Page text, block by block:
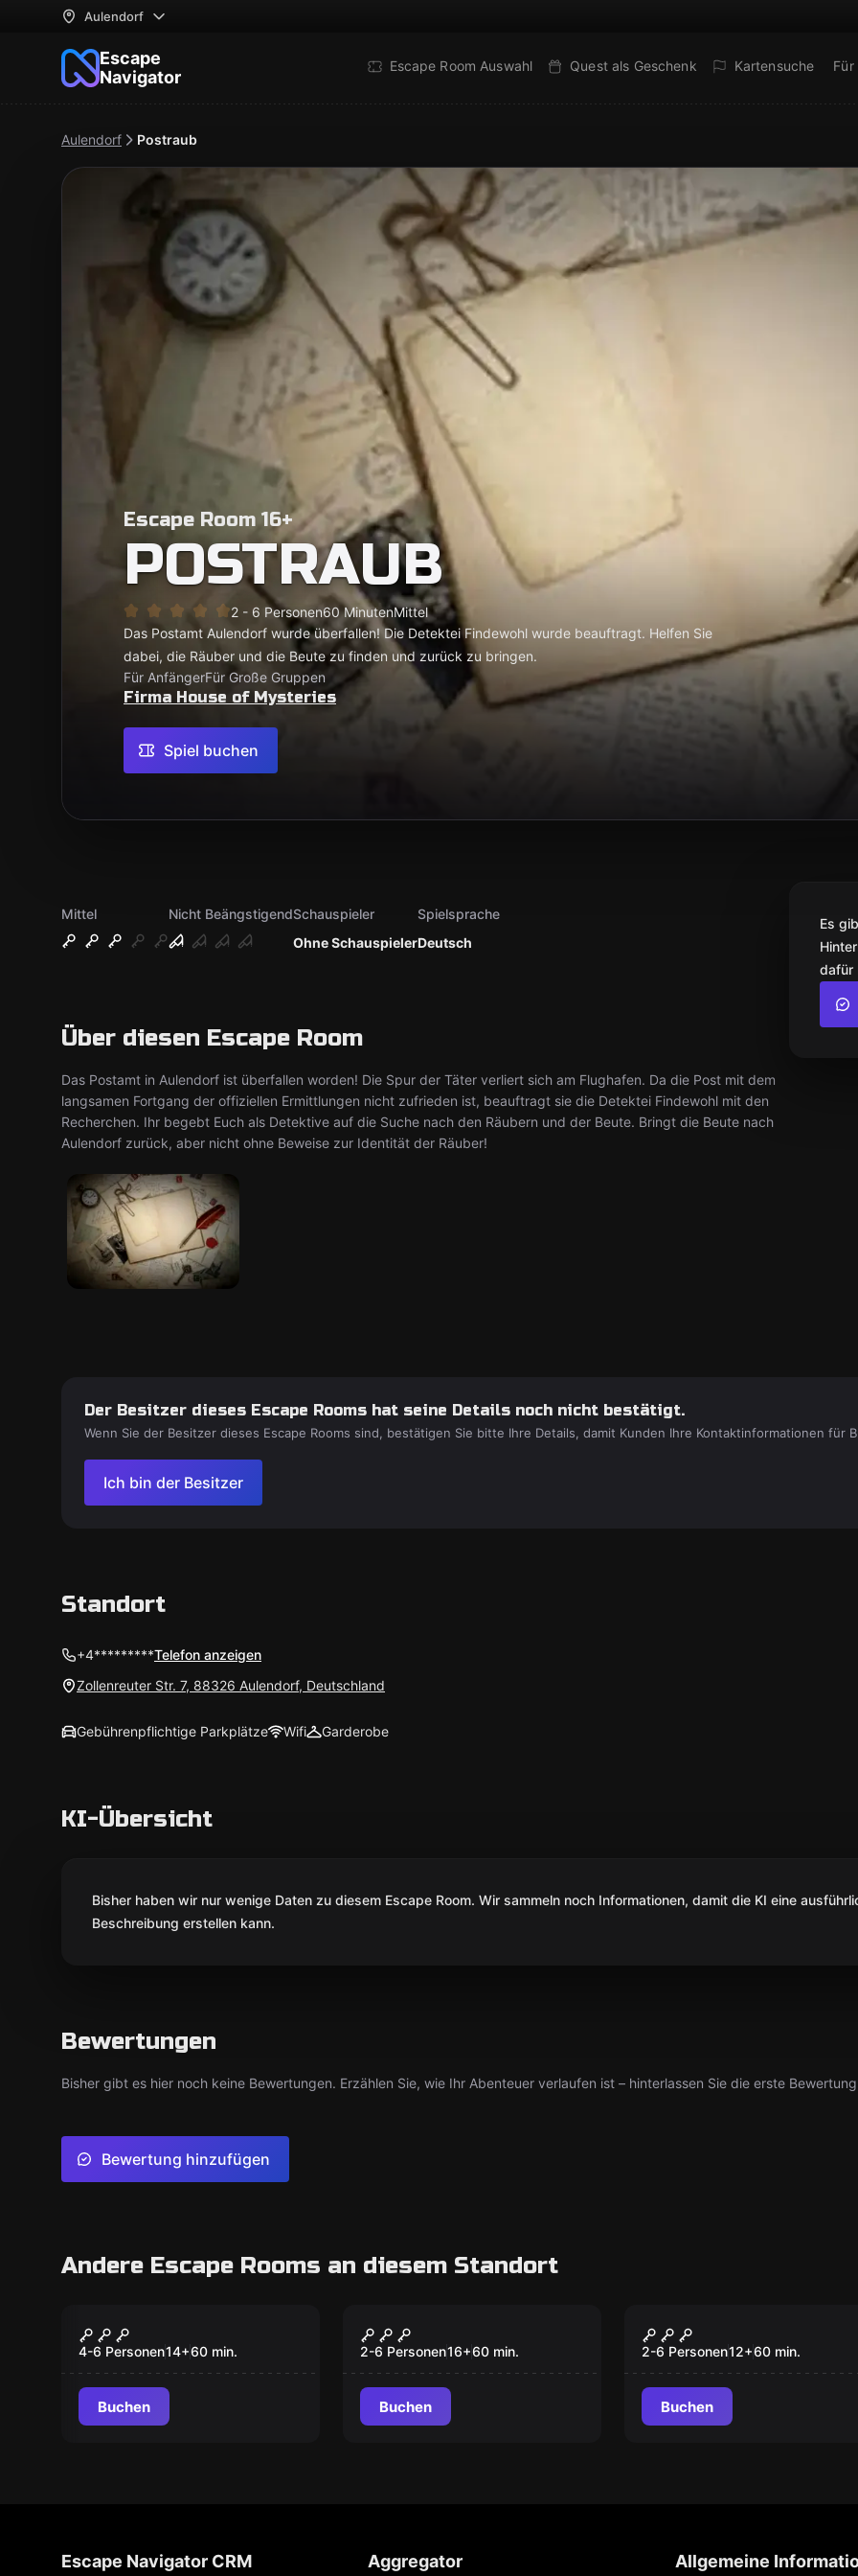
Aulendorf
Escape
Navigator
Escape Room Auswahl Quest als Geschenk Kartensuche Für
Aulendorf Postraub
Escape Room 16+
POSTRAUB
2 - 6 Personen60 MinutenMittel
Das Postamt Aulendorf wurde überfallen! Die Detektei Findewohl wurde beauftragt. Helfen Sie
dabei, die Räuber und die Beute zu finden und zurück zu bringen.
Für AnfängerFür Große Gruppen
Firma House of Mysteries
Spiel buchen
Mittel
Nicht Beängstigend
Ohne Schauspieler
Schauspieler
Deutsch
Spielsprache
Über diesen Escape Room
Das Postamt in Aulendorf ist überfallen worden! Die Spur der Täter verliert sich am Flughafen. Da die Post mit dem
langsamen Fortgang der offiziellen Ermittlungen nicht zufrieden ist, beauftragt sie die Detektei Findewohl mit den
Recherchen. Ihr begebt Euch als Detektive auf die Suche nach den Räubern und der Beute. Bringt die Beute nach
Aulendorf zurück, aber nicht ohne Beweise zur Identität der Räuber!
Es
dafür
Der Besitzer dieses Escape Rooms hat seine Details noch nicht bestätigt.
Wenn Sie der Besitzer dieses Escape Rooms sind, bestätigen Sie bitte Ihre Details, damit Kunden Ihre Kontaktinformationen für
Ich bin der Besitzer
Standort
+4*********Telefon anzeigen
Zollenreuter Str. 7, 88326 Aulendorf, Deutschland
Gebührenpflichtige Parkplätze Wifi Garderobe
KI-Übersicht
Bisher haben wir nur wenige Daten zu diesem Escape Room. Wir sammeln noch Informationen, damit die KI eine
Beschreibung erstellen kann.
Bewertungen
Bisher gibt es hier noch keine Bewertungen. Erzählen Sie, wie Ihr Abenteuer verlaufen ist – hinterlassen Sie die erste
Bewertung hinzufügen
Andere Escape Rooms an diesem Standort
Küchenmeisterei
4-6 Personen14+60 min.
Buchen
Versuchsanstalt
2-6 Personen16+60 min.
Buchen
Mobiler Escaperoom:
"Projekt DuMont"
2-6 Personen12+60 min.
Buchen
Escape Navigator CRM Aggregator Allgemeine